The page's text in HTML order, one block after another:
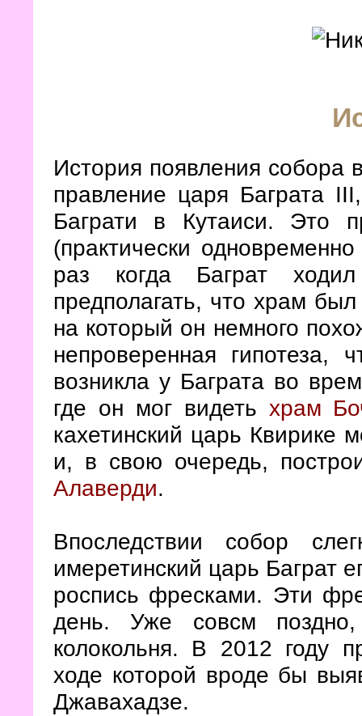
История появления собора
правление царя Баграта
Баграти в Кутаиси. Это
(практически
раз когда Баграт
предполагать, что храм
на который он немного
непроверенная гипотеза,
возникла у Баграта во
где он мог видеть храм
кахетинский царь Квирике
и, в свою очередь,
Алаверди.
Впоследствии собор
имеретинский царь Баграт
роспись фресками. Эти
день. Уже совсм
колокольня. В 2012 году
ходе которой вроде бы
Джавахадзе.